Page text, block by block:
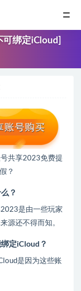
绑定iCloud]
共享2023免费提
？
？
是由一些玩家
源还不得而知。
定iCloud？
是因为这些账